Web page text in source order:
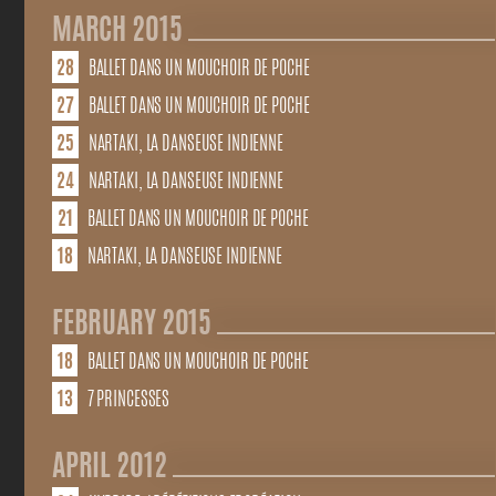
MARCH 2015
28 BALLET DANS UN MOUCHOIR DE POCHE
28 March 2015 - 16 h 00
27 BALLET DANS UN MOUCHOIR DE POCHE
27 March 2015 - 14 h 00
25 NARTAKI, LA DANSEUSE INDIENNE
25 March 2015 - 15 h 00
24 NARTAKI, LA DANSEUSE INDIENNE
24 March 2015 - 9 h 30
21 BALLET DANS UN MOUCHOIR DE POCHE
21 March 2015 - 10 h 00
18 NARTAKI, LA DANSEUSE INDIENNE
FEBRUARY 2015
18 BALLET DANS UN MOUCHOIR DE POCHE
18 February 2015 - 10 h 30
13 7 PRINCESSES
APRIL 2012